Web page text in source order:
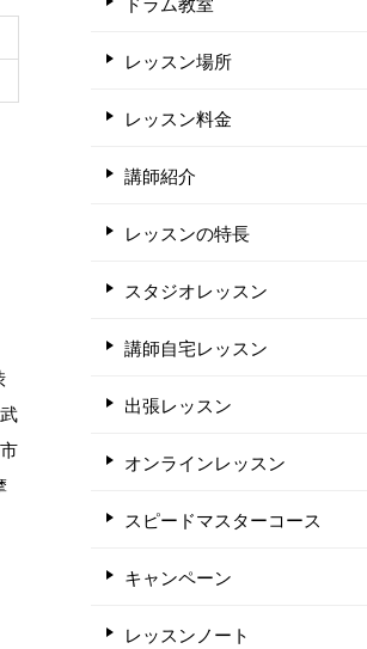
レッスン場所
レッスン料金
講師紹介
レッスンの特長
スタジオレッスン
講師自宅レッスン
出張レッスン
オンラインレッスン
スピードマスターコース
キャンペーン
レッスンノート